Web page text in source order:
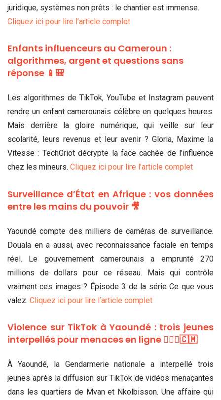
juridique, systèmes non prêts : le chantier est immense.
Cliquez ici pour lire l’article complet
Enfants influenceurs au Cameroun :
algorithmes, argent et questions sans
réponse 📱🎒
Les algorithmes de TikTok, YouTube et Instagram peuvent
rendre un enfant camerounais célèbre en quelques heures.
Mais derrière la gloire numérique, qui veille sur leur
scolarité, leurs revenus et leur avenir ? Gloria, Maxime la
Vitesse : TechGriot décrypte la face cachée de l’influence
chez les mineurs. Cliquez ici pour lire l’article complet
Surveillance d’État en Afrique : vos données
entre les mains du pouvoir 🎥
Yaoundé compte des milliers de caméras de surveillance.
Douala en a aussi, avec reconnaissance faciale en temps
réel. Le gouvernement camerounais a emprunté 270
millions de dollars pour ce réseau. Mais qui contrôle
vraiment ces images ? Épisode 3 de la série Ce que vous
valez. Cliquez ici pour lire l’article complet
Violence sur TikTok à Yaoundé : trois jeunes
interpellés pour menaces en ligne 👮🏾‍♂️🇨🇲
À Yaoundé, la Gendarmerie nationale a interpellé trois
jeunes après la diffusion sur TikTok de vidéos menaçantes
dans les quartiers de Mvan et Nkolbisson. Une affaire qui